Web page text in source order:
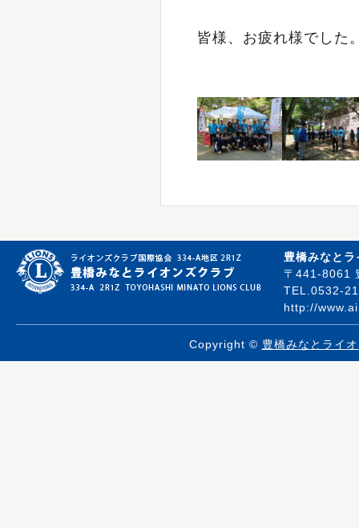
皆様、お疲れ様でした
豊橋みなと
〒441-8061
TEL.0532-
http://
Copyright © 豊橋みなとライ